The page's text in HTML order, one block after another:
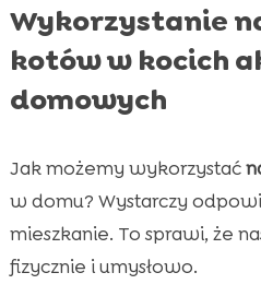
Wykorzystanie
kotów w kocich
domowych
Jak możemy wykorzystać
w domu? Wystarczy
mieszkanie. To sprawi, że
fizycznie i umysłowo.